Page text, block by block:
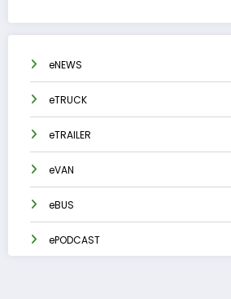
eNEWS
eTRUCK
eTRAILER
eVAN
eBUS
ePODCAST